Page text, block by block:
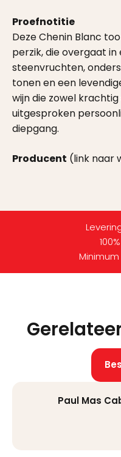
Proefnotitie
Deze Chenin Blanc
perzik, die overgaat
steenvruchten,
tonen en een
wijn die zowel
uitgesproken
diepgang.
Producent (link naar
Paul Mas